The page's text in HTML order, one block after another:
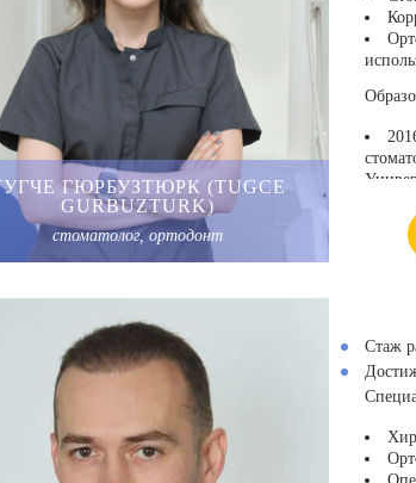
ГЮРБУЗТЮРК (TUGCE
GURBUZTURK)
стоматолог, ортодонт
по
Стаж